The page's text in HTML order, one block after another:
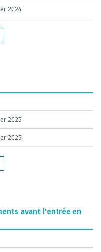
2024
2025
2025
avant l'entrée en